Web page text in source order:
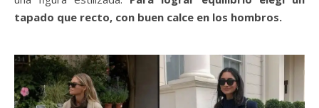
tapado que recto, con buen calce en los hombros.